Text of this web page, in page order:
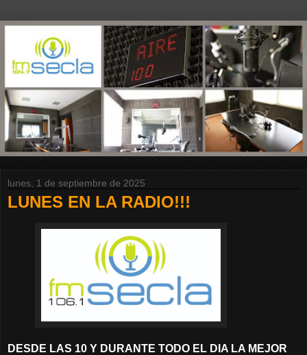
lunes, 1 de septiembre de 2025
LUNES EN LA RADIO!!!
DESDE LAS 10 Y DURANTE TODO EL DIA LA MEJOR